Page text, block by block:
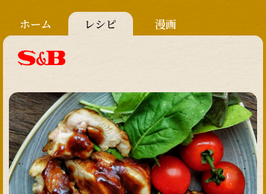
ホーム レシピ 漫画